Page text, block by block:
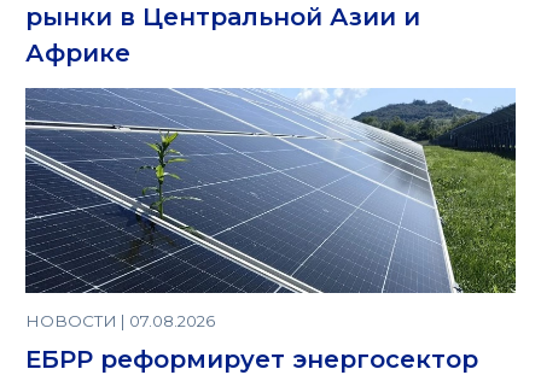
рынки в Центральной Азии и
Африке
НОВОСТИ | 07.08.2026
ЕБРР реформирует энергосектор